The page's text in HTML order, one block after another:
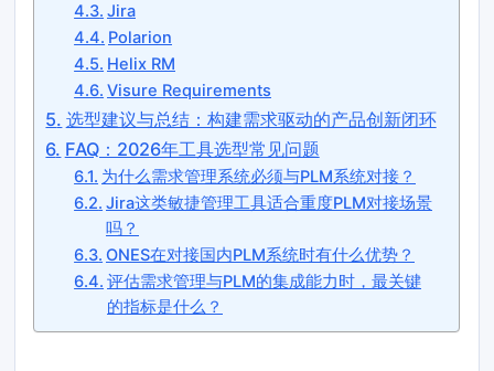
Jira
Polarion
Helix RM
Visure Requirements
选型建议与总结：构建需求驱动的产品创新闭环
FAQ：2026年工具选型常见问题
为什么需求管理系统必须与PLM系统对接？
Jira这类敏捷管理工具适合重度PLM对接场景
吗？
ONES在对接国内PLM系统时有什么优势？
评估需求管理与PLM的集成能力时，最关键
的指标是什么？